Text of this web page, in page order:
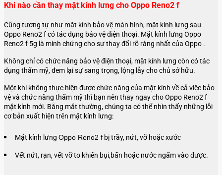
Khi nào cần thay mặt kính lưng cho Oppo Reno2 f
Cũng tương tự như mặt kính bảo vệ màn hình, mặt kính lưng sau
Oppo Reno2 f có tác dụng bảo vệ điện thoại. Mặt kính lưng Oppo
Reno2 f 5g là minh chứng cho sự thay đổi rõ ràng nhất của Oppo .
Không chỉ có chức năng bảo vệ điện thoại, mặt kính lưng còn có tác
dụng thẩm mỹ, đem lại sự sang trọng, lộng lẫy cho chủ sở hữu.
Một khi không thực hiện được chức năng của mặt kính về cả việc bảo
vệ và chức năng thẩm mỹ thì bạn nên thay ngay cho Oppo Reno2 f
mặt kính mới. Bằng mắt thường, chúng ta có thể nhìn thấy những lỗi
cơ bản xuất hiện trên mặt kính lưng:
Mặt kính lưng Oppo Reno2 f bị trầy, nứt, vỡ hoặc xước
Vết nứt, rạn, vết vỡ to khiến bụi,bẩn hoặc nước ngấm vào được.